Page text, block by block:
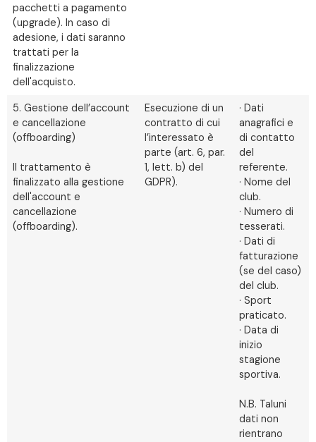
pacchetti a pagamento
(upgrade). In caso di
adesione, i dati saranno
trattati per la
finalizzazione
dell'acquisto.
5. Gestione dell’account
e cancellazione
(offboarding)
Il trattamento è
finalizzato alla gestione
dell'account e
cancellazione
(offboarding).
Esecuzione di un
contratto di cui
l’interessato è
parte (art. 6, par.
1, lett. b) del
GDPR).
· Dati
anagrafici e
di contatto
del
referente.
· Nome del
club.
· Numero di
tesserati.
· Dati di
fatturazione
(se del caso)
del club.
· Sport
praticato.
· Data di
inizio
stagione
sportiva.
N.B. Taluni
dati non
rientrano